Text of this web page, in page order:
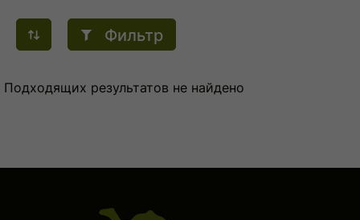
Фильтр
Сортировка
продуктов
Подходящих результатов не найдено